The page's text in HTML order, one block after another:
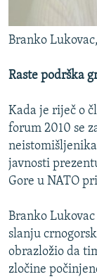
Branko
Raste podrška
Kada je riječ o
forum 2010 se
javnosti
Gore u NATO
Branko
slanju
obrazložio da
zločine